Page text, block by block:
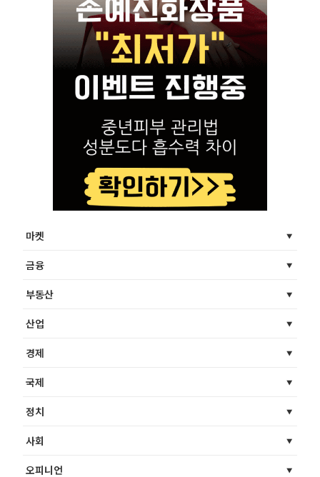
마켓
금융
부동산
산업
경제
국제
정치
사회
오피니언